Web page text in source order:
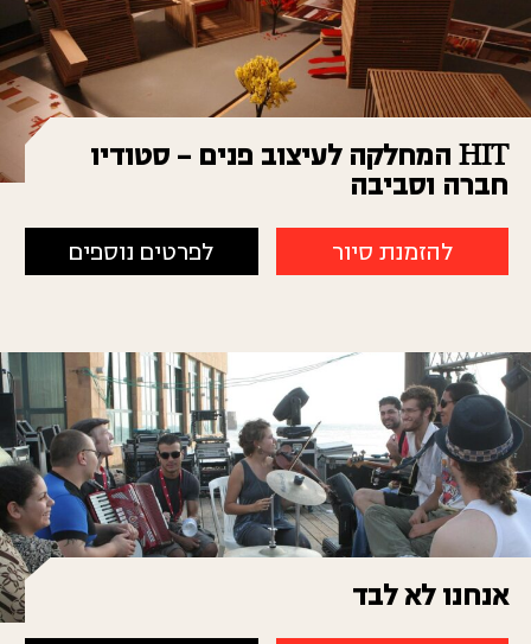
HIT המחלקה לעיצוב פנים – סטודיו
חברה וסביבה
להזמנת סיור לפרטים נוספים
אנחנו לא לבד